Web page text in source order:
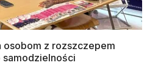
osobom z rozszczepem
samodzielności